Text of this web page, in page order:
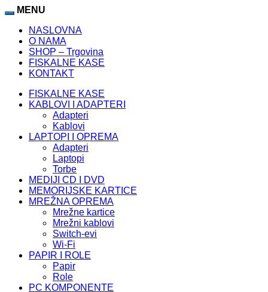
MENU
NASLOVNA
O NAMA
SHOP – Trgovina
FISKALNE KASE
KONTAKT
FISKALNE KASE
KABLOVI I ADAPTERI
Adapteri
Kablovi
LAPTOPI I OPREMA
Adapteri
Laptopi
Torbe
MEDIJI CD I DVD
MEMORIJSKE KARTICE
MREŽNA OPREMA
Mrežne kartice
Mrežni kablovi
Switch-evi
Wi-Fi
PAPIR I ROLE
Papir
Role
PC KOMPONENTE